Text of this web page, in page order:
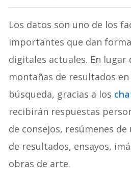
Los datos son uno de los
importantes que dan
digitales actuales. En lugar
montañas de resultados
búsqueda, gracias a los
recibirán respuestas
de consejos, resúmenes
de resultados, ensayos,
obras de arte.